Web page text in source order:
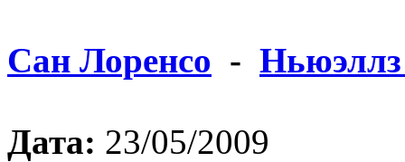
Сан Лоренсо -
Дата: 23/05/2009